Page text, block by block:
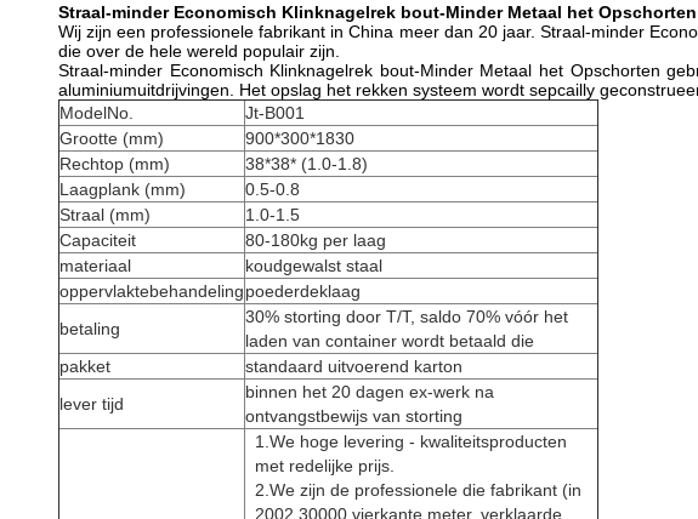
Straal-minder Economisch Klinknagelrek bout-Minder Metaal het
Wij zijn een professionele fabrikant in China meer dan 20 jaar. Straal-minder
die over de hele wereld populair zijn.
Straal-minder Economisch Klinknagelrek bout-Minder Metaal het Opschorten
aluminiumuitdrijvingen. Het opslag het rekken systeem wordt sepcailly
ModelNo.
Jt-B001
Grootte (mm)
900*300*1830
Rechtop (mm)
38*38* (1.0-1.8)
Laagplank (mm)
0.5-0.8
Straal (mm)
1.0-1.5
Capaciteit
80-180kg per laag
materiaal
koudgewalst staal
oppervlaktebehandelingpoederdeklaag
betaling
30% storting door T/T, saldo 70% vóór het
laden van container wordt betaald die
pakket
standaard uitvoerend karton
lever tijd
binnen het 20 dagen ex-werk na
ontvangstbewijs van storting
1.We hoge levering - kwaliteitsproducten
met redelijke prijs.
2.We zijn de professionele die fabrikant (in
2002,30000 vierkante meter, verklaarde